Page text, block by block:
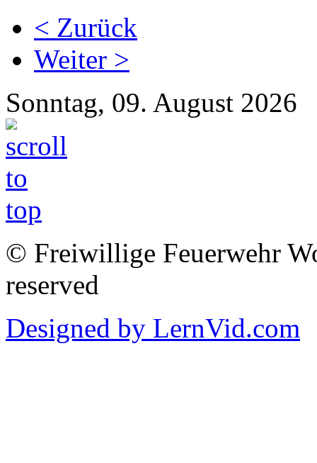
< Zurück
Weiter >
Sonntag, 09. August 2026
© Freiwillige Feuerwehr
reserved
Designed by LernVid.com